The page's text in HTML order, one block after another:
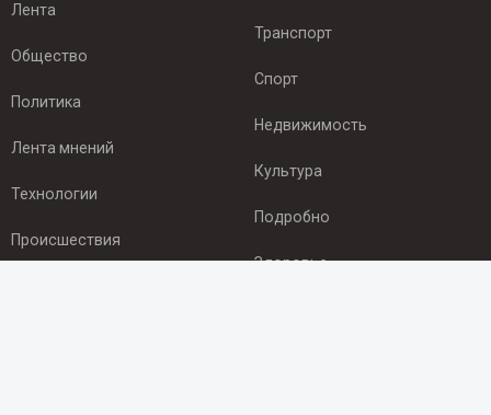
Лента
Общество
Политика
Лента мнений
Технологии
Происшествия
Транспорт
Спорт
Недвижимость
Культура
Подробно
Здоровье